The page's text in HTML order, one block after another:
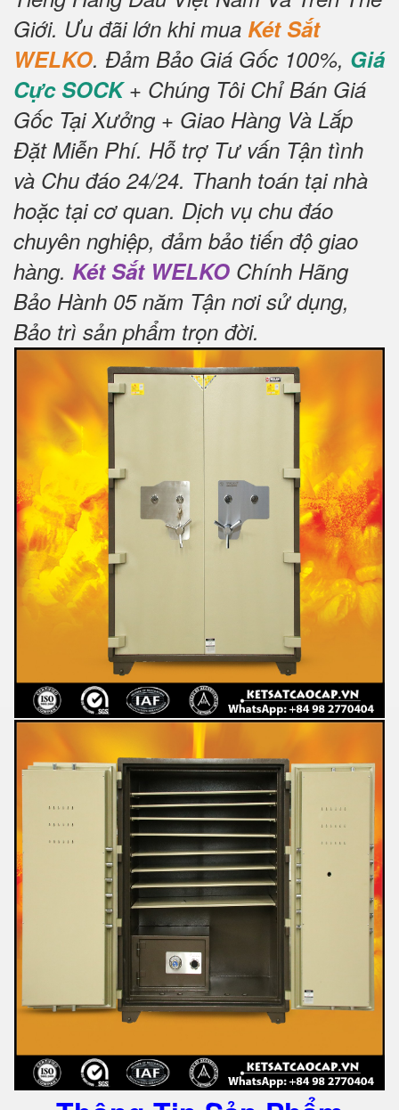
Giới. Ưu đãi lớn khi mua Két Sắt
WELKO. Đảm Bảo Giá Gốc 100%, Giá
Cực SOCK+ Chúng Tôi Chỉ Bán Giá
Gốc Tại Xưởng + Giao Hàng Và Lắp
Đặt Miễn Phí. Hỗ trợ Tư vấn Tận tình
và Chu đáo 24/24. Thanh toán tại nhà
hoặc tại cơ quan. Dịch vụ chu đáo
chuyên nghiệp, đảm bảo tiến độ giao
hàng. Két Sắt WELKO Chính Hãng
Bảo Hành 05 năm Tận nơi sử dụng,
Bảo trì sản phẩm trọn đời.